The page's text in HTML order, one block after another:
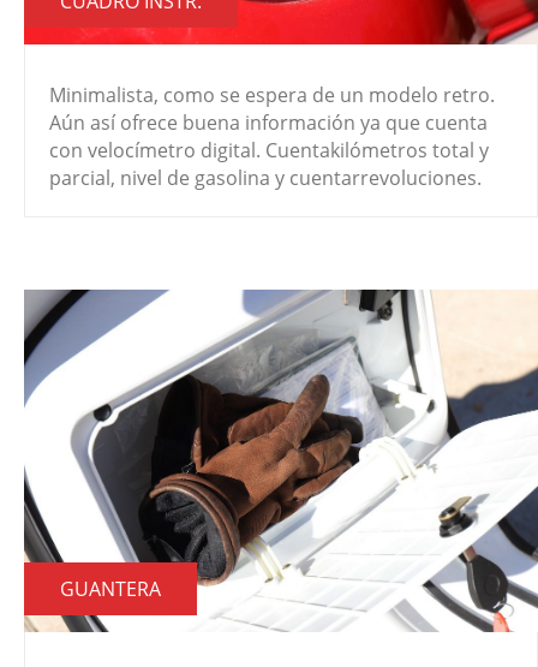
Minimalista, como se espera de un modelo retro.
Aún así ofrece buena información ya que cuenta
con velocímetro digital. Cuentakilómetros total y
parcial, nivel de gasolina y cuentarrevoluciones.
GUANTERA